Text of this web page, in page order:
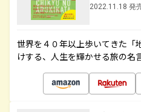
2022.11.18 発
世界を４０年以上歩いてきた「
けする、人生を輝かせる旅の名